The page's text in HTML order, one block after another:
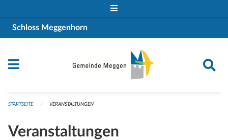
Schloss Meggenhorn
STARTSEITE VERANSTALTUNGEN
Veranstaltungen